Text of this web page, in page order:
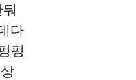
다
펑
상